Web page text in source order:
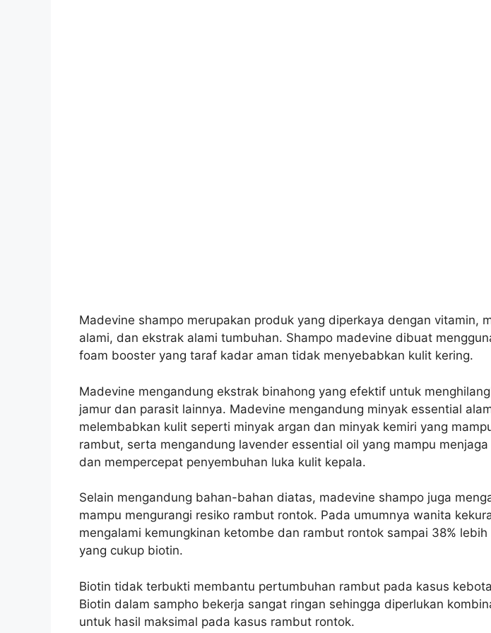
Madevine shampo merupakan produk yang diperkaya dengan vitamin,
alami, dan ekstrak alami tumbuhan. Shampo madevine dibuat
foam booster yang taraf kadar aman tidak menyebabkan kulit kering.
Madevine mengandung ekstrak binahong yang efektif untuk
jamur dan parasit lainnya. Madevine mengandung minyak essential
melembabkan kulit seperti minyak argan dan minyak kemiri yang
rambut, serta mengandung lavender essential oil yang mampu
dan mempercepat penyembuhan luka kulit kepala.
Selain mengandung bahan-bahan diatas, madevine shampo juga
mampu mengurangi resiko rambut rontok. Pada umumnya wanita
mengalami kemungkinan ketombe dan rambut rontok sampai 38%
yang cukup biotin.
Biotin tidak terbukti membantu pertumbuhan rambut pada kasus
Biotin dalam sampho bekerja sangat ringan sehingga diperlukan
untuk hasil maksimal pada kasus rambut rontok.